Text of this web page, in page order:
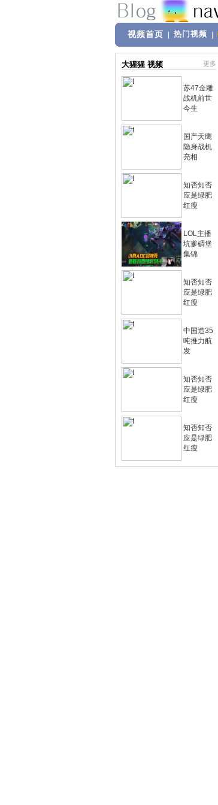
视频首页 热门视频
大猩猩 视频 更多
苏47金雕
战机前世
今生
国产天鹰
隐身战机
亮相
知否知否
应是绿肥
红瘦
LOL主播
坑爹碉堡
集锦
知否知否
应是绿肥
红瘦
中国造35
吨推力航
发
知否知否
应是绿肥
红瘦
知否知否
应是绿肥
红瘦